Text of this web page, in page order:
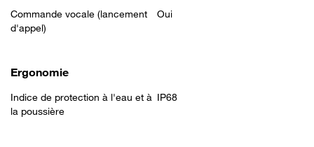
Commande vocale (lancement
d'appel)
Oui
Ergonomie
Indice de protection à l'eau et à
la poussière
IP68